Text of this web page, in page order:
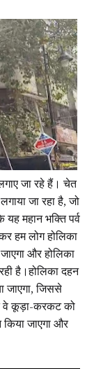
जा रहे हैं। चेत
जा रहा है, जो
महान भक्ति पर्व
हम लोग होलिका
और होलिका
है।होलिका दहन
जाएगा, जिससे
वे कूड़ा-करकट को
किया जाएगा और